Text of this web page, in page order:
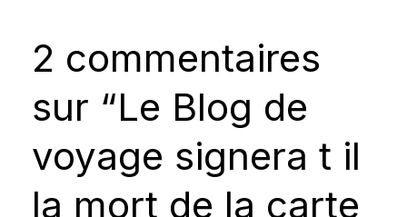
2 commentaires
sur “Le Blog de
voyage signera t il
la mort de la carte